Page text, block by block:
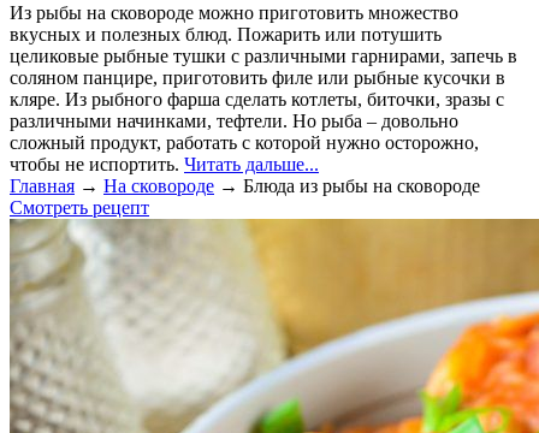
Из рыбы на сковороде можно приготовить множество
вкусных и полезных блюд. Пожарить или потушить
целиковые рыбные тушки с различными гарнирами, запечь в
соляном панцире, приготовить филе или рыбные кусочки в
кляре. Из рыбного фарша сделать котлеты, биточки, зразы с
различными начинками, тефтели. Но рыба – довольно
сложный продукт, работать с которой нужно осторожно,
чтобы не испортить. Читать дальше...
Главная → На сковороде → Блюда из рыбы на сковороде
Смотреть рецепт